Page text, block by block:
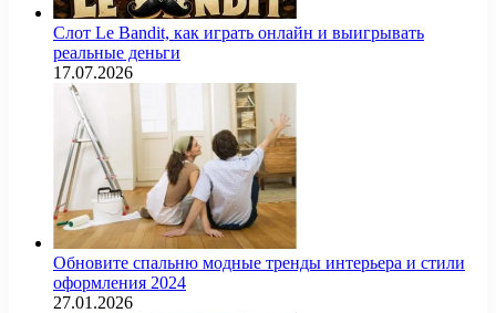
Слот Le Bandit, как играть онлайн и выигрывать
реальные деньги
17.07.2026
Обновите спальню модные тренды интерьера и стили
оформления 2024
27.01.2026